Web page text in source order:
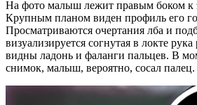
На фото малыш лежит правым боком к
Крупным планом виден профиль его
Просматриваются очертания лба и
визуализируется согнутая в локте
видны ладонь и фаланги пальцев. В
снимок, малыш, вероятно, сосал палец.